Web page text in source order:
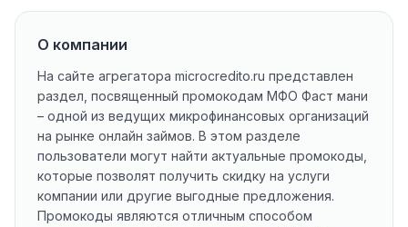
О компании
На сайте агрегатора microcredito.ru представлен
раздел, посвященный промокодам МФО Фаст мани
– одной из ведущих микрофинансовых организаций
на рынке онлайн займов. В этом разделе
пользователи могут найти актуальные промокоды,
которые позволят получить скидку на услуги
компании или другие выгодные предложения.
Промокоды являются отличным способом